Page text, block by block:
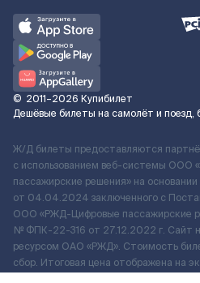
© 2011–2026 Купибилет
Дешёвые билеты на самолёт и поезд,
Ж/Д билеты предоставляются
с использованием веб-системы ООО
пассажирские решения» на
от 04.04.2024 заключенного с
ООО «РЖД-Цифровые пассажирские
№ ФПК-22-316 от 27.12.2022 г. Сайт
ресурсом ОАО «РЖД». Стоимость
сбор. Итоговая цена отображена на